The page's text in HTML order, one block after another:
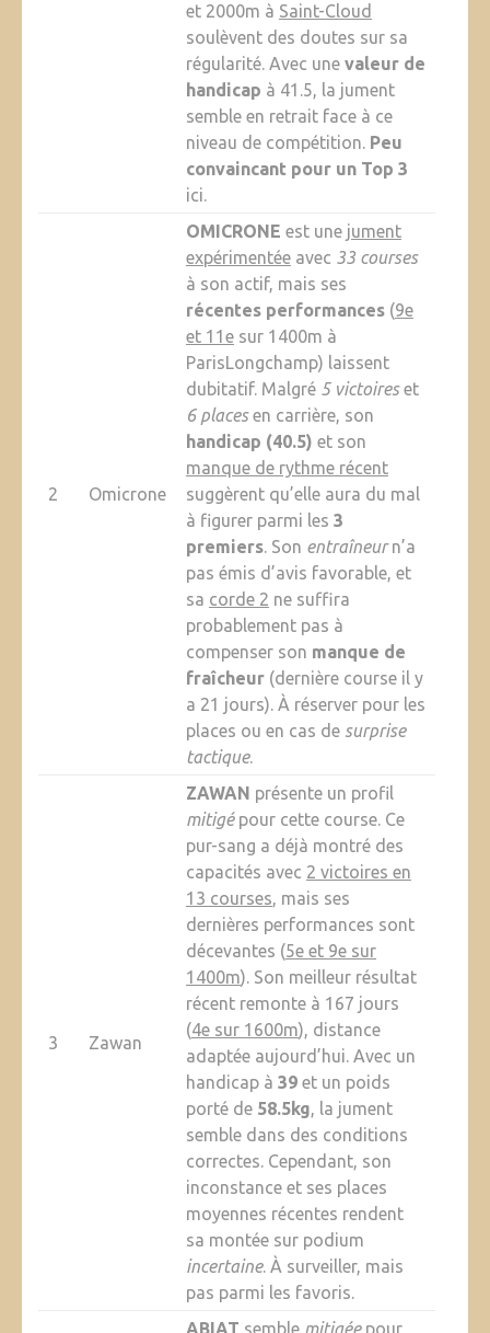
et 2000m à Saint-Cloud
soulèvent des doutes sur sa
régularité. Avec une valeur de
handicap à 41.5, la jument
semble en retrait face à ce
niveau de compétition. Peu
convaincant pour un Top 3
ici.
2 Omicrone
OMICRONE est une jument
expérimentéeavec 33 courses
à son actif, mais ses
récentes performances(9e
et 11esur 1400m à
ParisLongchamp) laissent
dubitatif. Malgré 5 victoireset
6 placesen carrière, son
handicap (40.5) et son
manque de rythme récent
suggèrent qu’elle aura du mal
à figurer parmi les 3
premiers. Son entraîneurn’a
pas émis d’avis favorable, et
sa corde 2 ne suffira
probablement pas à
compenser son manque de
fraîcheur(dernière course il y
a 21 jours). À réserver pour les
places ou en cas de surprise
tactique.
3 Zawan
ZAWAN présente un profil
mitigépour cette course. Ce
pur-sang a déjà montré des
capacités avec 2 victoires en
13 courses, mais ses
dernières performances sont
décevantes (5e et 9e sur
1400m). Son meilleur résultat
récent remonte à 167 jours
(4e sur 1600m), distance
adaptée aujourd’hui. Avec un
handicap à 39et un poids
porté de 58.5kg, la jument
semble dans des conditions
correctes. Cependant, son
inconstance et ses places
moyennes récentes rendent
sa montée sur podium
incertaine. À surveiller, mais
pas parmi les favoris.
ABIAT semble mitigéepour